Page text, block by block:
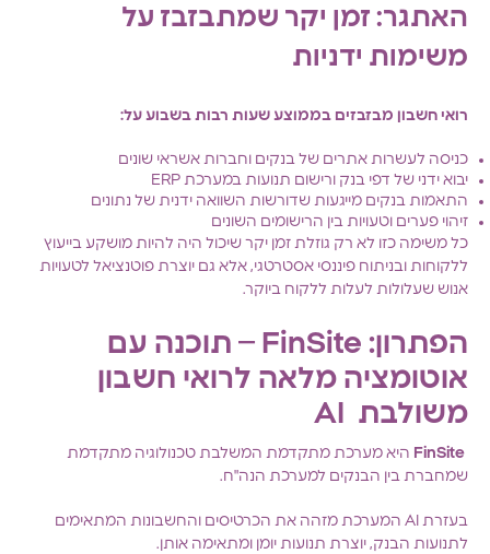
האתגר: זמן יקר שמתבזבז על
משימות ידניות
רואי חשבון מבזבזים בממוצע שעות רבות בשבוע על:
כניסה לעשרות אתרים של בנקים וחברות אשראי שונים
יבוא ידני של דפי בנק ורישום תנועות במערכת ERP
התאמות בנקים מייגעות שדורשות השוואה ידנית של נתונים
זיהוי פערים וטעויות בין הרישומים השונים
כל משימה כזו לא רק גוזלת זמן יקר שיכול היה להיות מושקע בייעוץ
ללקוחות ובניתוח פיננסי אסטרטגי, אלא גם יוצרת פוטנציאל לטעויות
אנוש שעלולות לעלות ללקוח ביוקר.
הפתרון: FinSite
– תוכנה עם
אוטומציה מלאה לרואי חשבון
משולבת AI
היא מערכת מתקדמת המשלבת טכנולוגיה מתקדמת
שמחברת בין הבנקים למערכת הנה"ח.
בעזרת AI המערכת מזהה את הכרטיסים והחשבונות המתאימים
לתנועות הבנק, יוצרת תנועות יומן ומתאימה אותן.